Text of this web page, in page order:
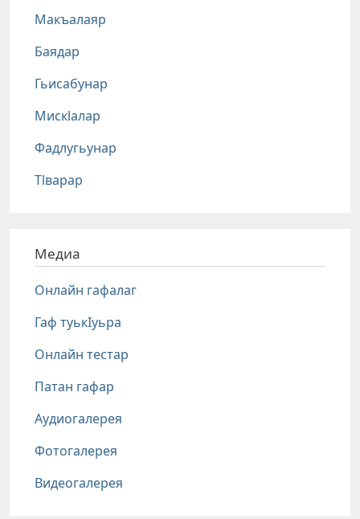
Макъалаяр
Баядар
Гьисабунар
Мискlалар
Фадлугьунар
Тlварар
Медиа
Онлайн гафалаг
Гаф туькIуьра
Онлайн тестар
Патан гафар
Аудиогалерея
Фотогалерея
Видеогалерея